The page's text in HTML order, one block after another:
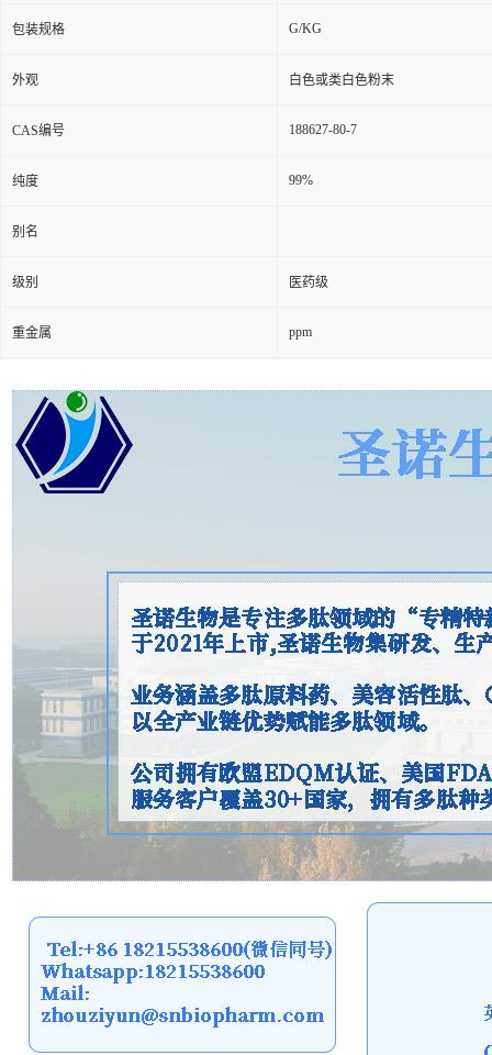
包装规格 G/KG
外观 白色或类白色粉末
CAS编号 188627-80-7
纯度 99%
别名
级别 医药级
重金属 ppm